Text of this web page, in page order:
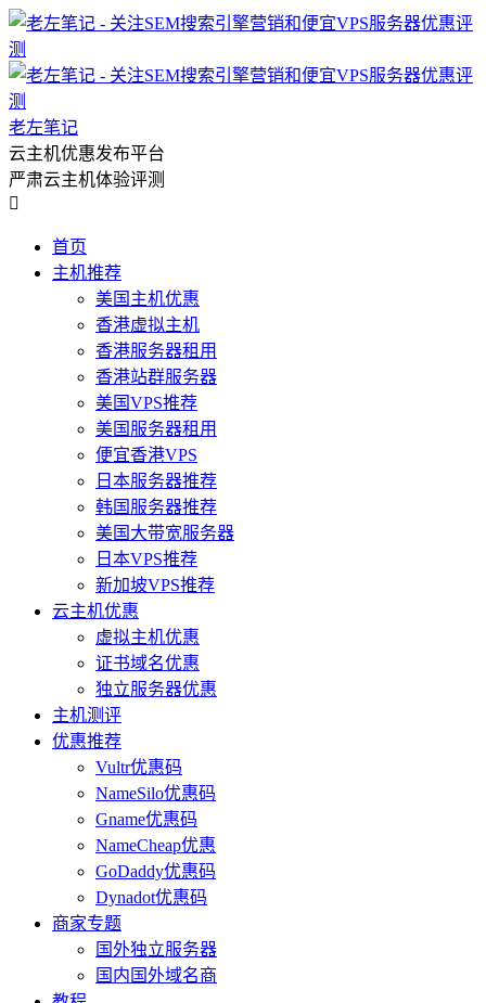
老左笔记
云主机优惠发布平台
严肃云主机体验评测

首页
主机推荐
美国主机优惠
香港虚拟主机
香港服务器租用
香港站群服务器
美国VPS推荐
美国服务器租用
便宜香港VPS
日本服务器推荐
韩国服务器推荐
美国大带宽服务器
日本VPS推荐
新加坡VPS推荐
云主机优惠
虚拟主机优惠
证书域名优惠
独立服务器优惠
主机测评
优惠推荐
Vultr优惠码
NameSilo优惠码
Gname优惠码
NameCheap优惠
GoDaddy优惠码
Dynadot优惠码
商家专题
国外独立服务器
国内国外域名商